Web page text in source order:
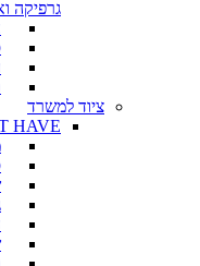
גרפיקה
ציוד למשרד
HAVE